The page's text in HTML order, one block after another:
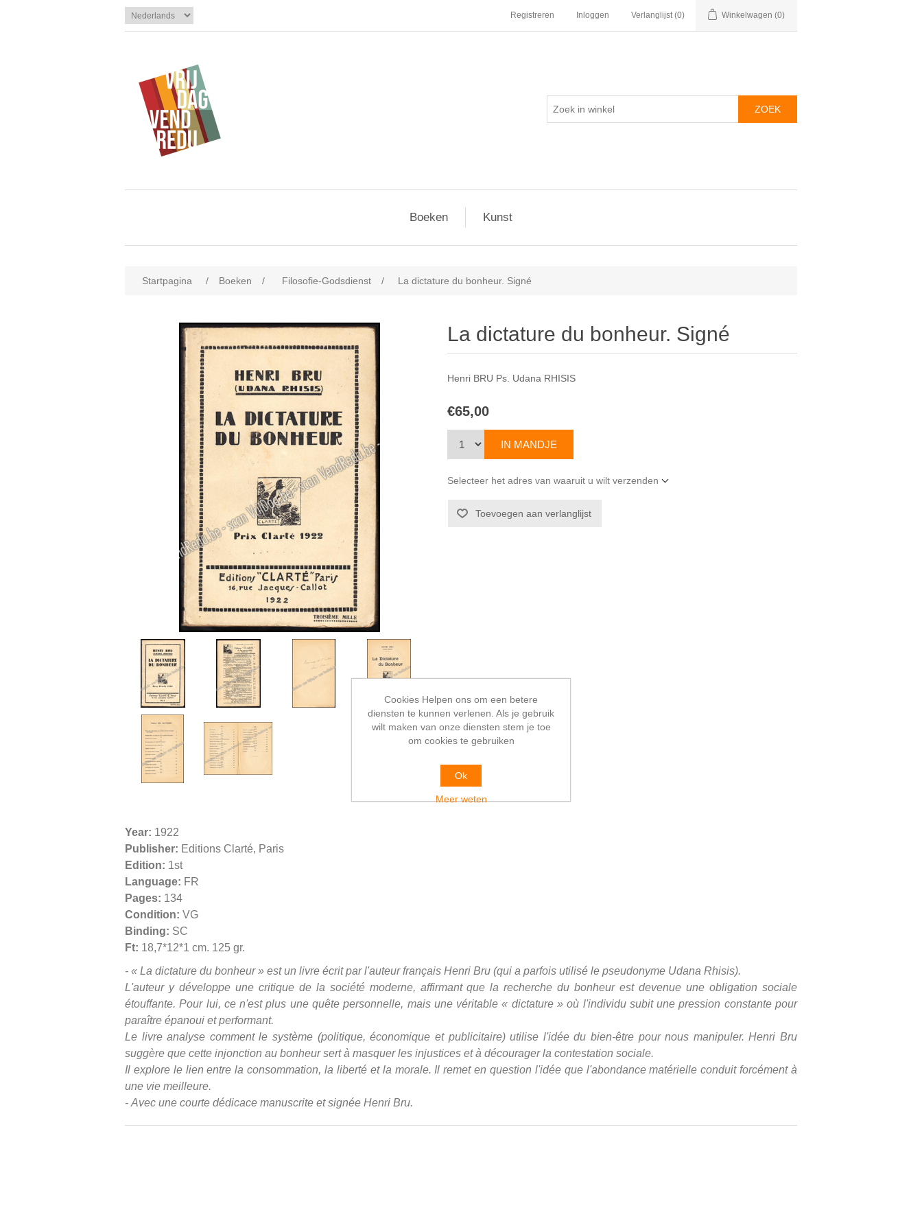
Registreren Inloggen Verlanglijst (0) Winkelwagen (0)
Boeken Kunst
Startpagina / Boeken / Filosofie-Godsdienst / La dictature du bonheur. Signé
La dictature du bonheur. Signé
Henri BRU Ps. Udana RHISIS
€65,00
Selecteer het adres van waaruit u wilt verzenden
Year: 1922
Publisher: Editions Clarté, Paris
Edition: 1st
Language: FR
Pages: 134
Condition: VG
Binding: SC
Ft: 18,7*12*1 cm. 125 gr.
- « La dictature du bonheur » est un livre écrit par l'auteur français Henri Bru (qui a parfois utilisé le pseudonyme Udana Rhisis).
L'auteur y développe une critique de la société moderne, affirmant que la recherche du bonheur est devenue une obligation sociale
étouffante. Pour lui, ce n'est plus une quête personnelle, mais une véritable « dictature » où l'individu subit une pression constante pour
paraître épanoui et performant.
Le livre analyse comment le système (politique, économique et publicitaire) utilise l'idée du bien-être pour nous manipuler. Henri Bru
suggère que cette injonction au bonheur sert à masquer les injustices et à décourager la contestation sociale.
Il explore le lien entre la consommation, la liberté et la morale. Il remet en question l'idée que l'abondance matérielle conduit forcément à
une vie meilleure.
- Avec une courte dédicace manuscrite et signée Henri Bru.
Cookies Helpen ons om een betere
diensten te kunnen verlenen. Als je gebruik
wilt maken van onze diensten stem je toe
om cookies te gebruiken
Ok
Meer weten